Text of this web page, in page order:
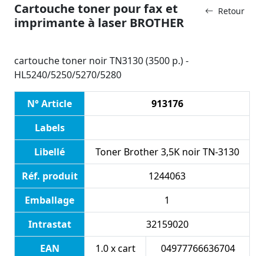
Retour
Cartouche toner pour fax et
imprimante à laser BROTHER
cartouche toner noir TN3130 (3500 p.) -
HL5240/5250/5270/5280
N° Article
913176
Labels
Libellé
Toner Brother 3,5K noir TN-3130
Réf. produit
1244063
Emballage
1
Intrastat
32159020
EAN
1.0 x cart
04977766636704